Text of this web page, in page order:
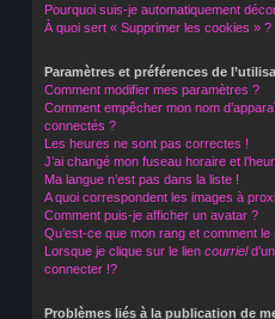
Pourquoi suis-je automatiquement
À quoi sert « Supprimer les cookies » ?
Paramètres et préférences de
Comment modifier mes paramètres ?
Comment empêcher mon nom
connectés ?
Les heures ne sont pas correctes !
J’ai changé mon fuseau horaire et
Ma langue n’est pas dans la liste !
A quoi correspondent les images à
Comment puis-je afficher un avatar ?
Qu’est-ce que mon rang et comment le
Lorsque je clique sur le lien courriel
connecter !?
Problèmes liés à la publication de